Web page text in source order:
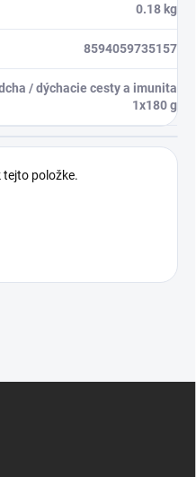
0.18 kg
8594059735157
/ dýchacie cesty a imunita
1x180 g
tejto položke.